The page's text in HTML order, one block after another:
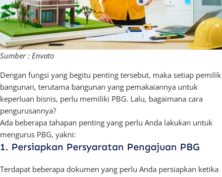
Sumber : Envato
Dengan fungsi yang begitu penting tersebut, maka setiap pemilik
bangunan, terutama bangunan yang pemakaiannya untuk
keperluan bisnis, perlu memiliki PBG. Lalu, bagaimana cara
pengurusannya?
Ada beberapa tahapan penting yang perlu Anda lakukan untuk
mengurus PBG, yakni:
1. Persiapkan Persyaratan Pengajuan PBG
Terdapat beberapa dokumen yang perlu Anda persiapkan ketika